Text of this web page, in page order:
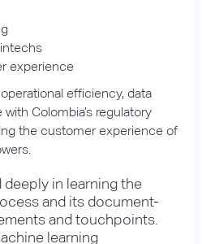
experience
efficiency, data
Colombia’s regulatory
the customer experience of
deeply in learning the
and its document-
and touchpoints.
learning